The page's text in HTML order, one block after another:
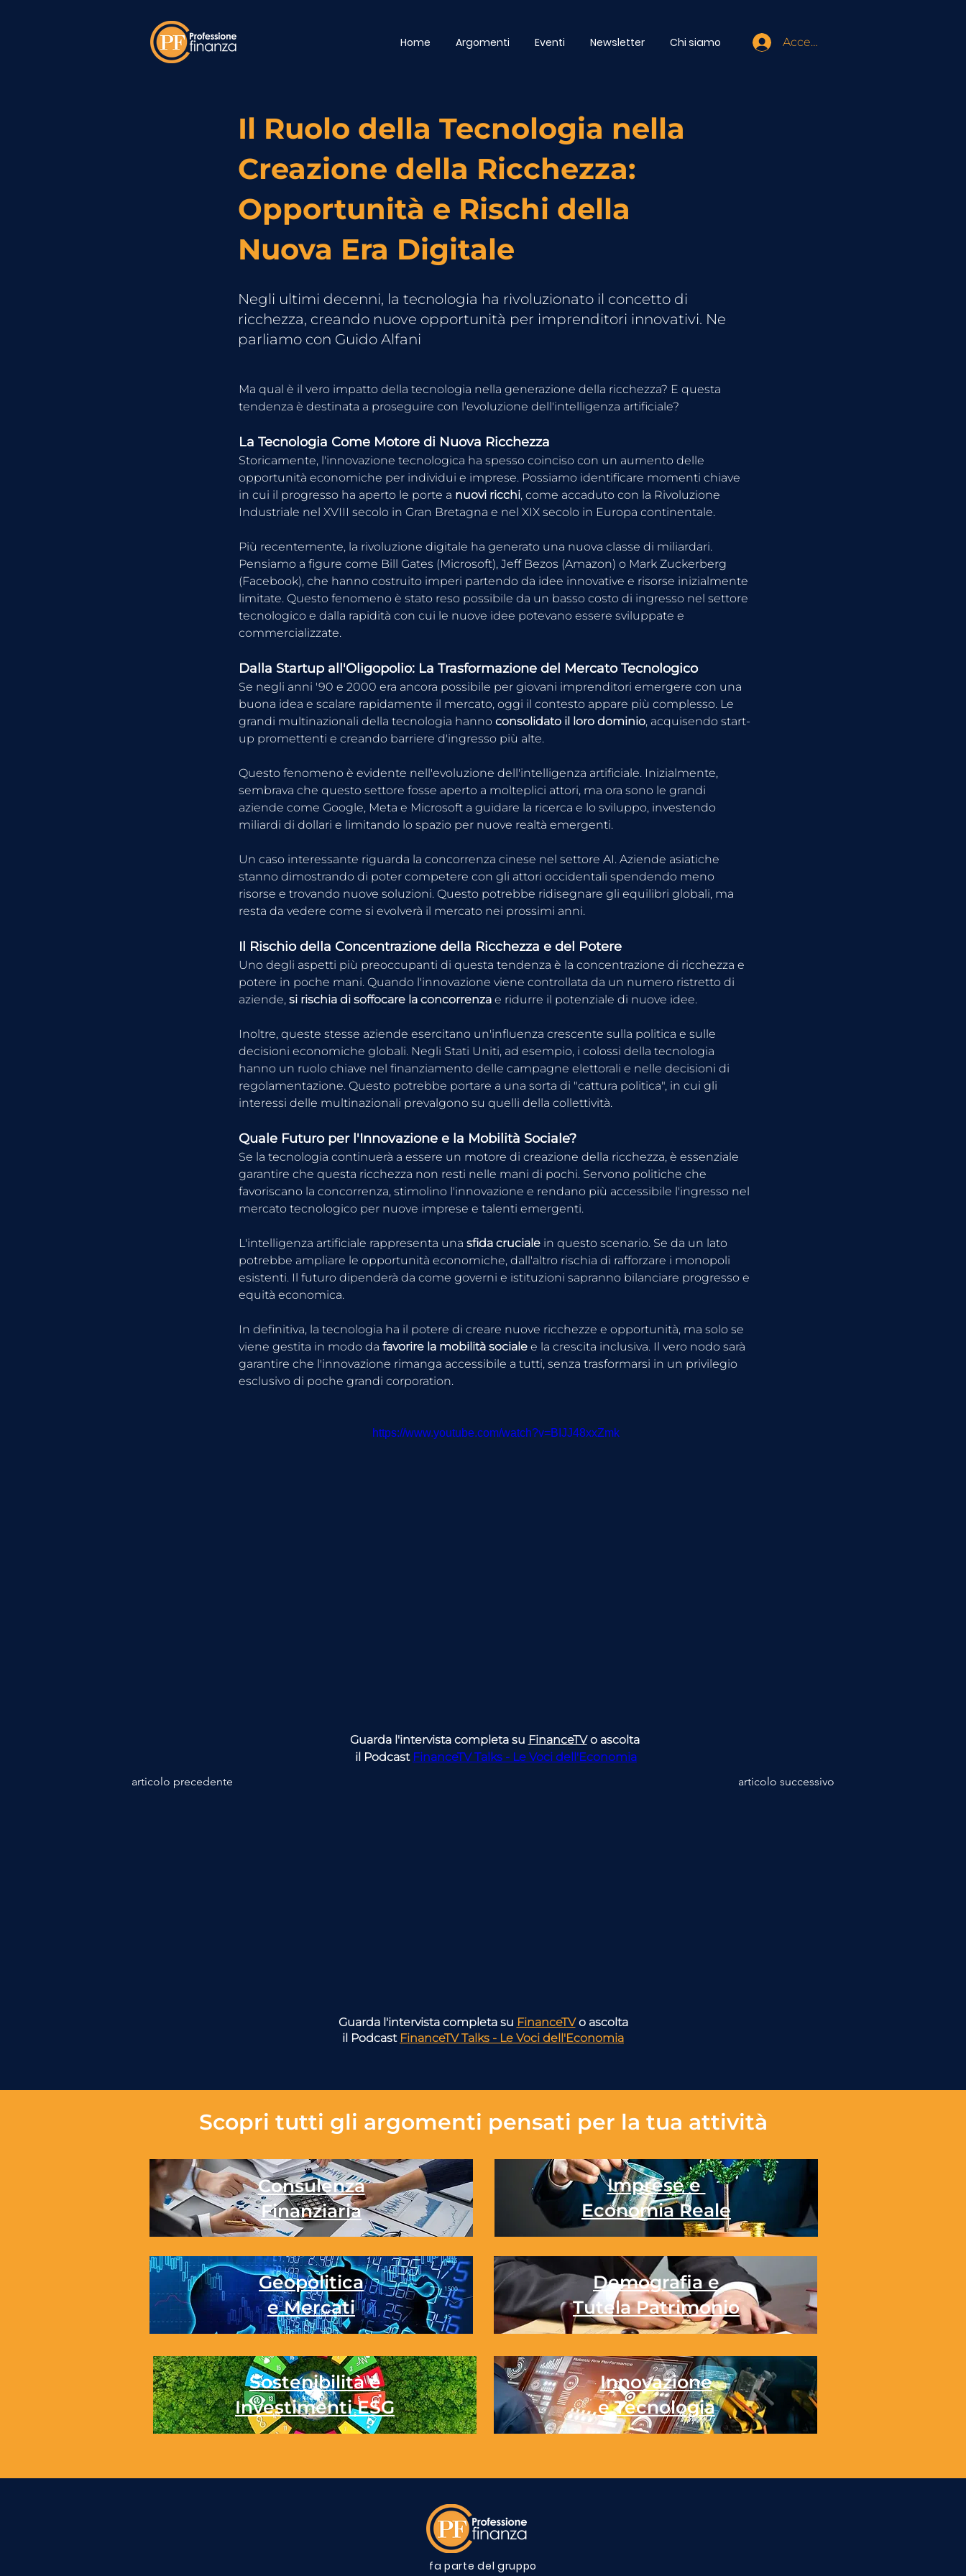
Home Argomenti Eventi Newsletter Chi siamo Accedi
Il Ruolo della Tecnologia nella
Creazione della Ricchezza:
Opportunità e Rischi della
Nuova Era Digitale
Negli ultimi decenni, la tecnologia ha rivoluzionato il concetto di
ricchezza, creando nuove opportunità per imprenditori innovativi. Ne
parliamo con Guido Alfani
Ma qual è il vero impatto della tecnologia nella generazione della ricchezza? E questa
tendenza è destinata a proseguire con l'evoluzione dell'intelligenza artificiale?
La Tecnologia Come Motore di Nuova Ricchezza
Storicamente, l'innovazione tecnologica ha spesso coinciso con un aumento delle
opportunità economiche per individui e imprese. Possiamo identificare momenti chiave
in cui il progresso ha aperto le porte a nuovi ricchi, come accaduto con la Rivoluzione
Industriale nel XVIII secolo in Gran Bretagna e nel XIX secolo in Europa continentale.
Più recentemente, la rivoluzione digitale ha generato una nuova classe di miliardari.
Pensiamo a figure come Bill Gates (Microsoft), Jeff Bezos (Amazon) o Mark Zuckerberg
(Facebook), che hanno costruito imperi partendo da idee innovative e risorse inizialmente
limitate. Questo fenomeno è stato reso possibile da un basso costo di ingresso nel settore
tecnologico e dalla rapidità con cui le nuove idee potevano essere sviluppate e
commercializzate.
Dalla Startup all'Oligopolio: La Trasformazione del Mercato Tecnologico
Se negli anni '90 e 2000 era ancora possibile per giovani imprenditori emergere con una
buona idea e scalare rapidamente il mercato, oggi il contesto appare più complesso. Le
grandi multinazionali della tecnologia hanno consolidato il loro dominio, acquisendo start-
up promettenti e creando barriere d'ingresso più alte.
Questo fenomeno è evidente nell'evoluzione dell'intelligenza artificiale. Inizialmente,
sembrava che questo settore fosse aperto a molteplici attori, ma ora sono le grandi
aziende come Google, Meta e Microsoft a guidare la ricerca e lo sviluppo, investendo
miliardi di dollari e limitando lo spazio per nuove realtà emergenti.
Un caso interessante riguarda la concorrenza cinese nel settore AI. Aziende asiatiche
stanno dimostrando di poter competere con gli attori occidentali spendendo meno
risorse e trovando nuove soluzioni. Questo potrebbe ridisegnare gli equilibri globali, ma
resta da vedere come si evolverà il mercato nei prossimi anni.
Il Rischio della Concentrazione della Ricchezza e del Potere
Uno degli aspetti più preoccupanti di questa tendenza è la concentrazione di ricchezza e
potere in poche mani. Quando l'innovazione viene controllata da un numero ristretto di
aziende, si rischia di soffocare la concorrenza e ridurre il potenziale di nuove idee.
Inoltre, queste stesse aziende esercitano un'influenza crescente sulla politica e sulle
decisioni economiche globali. Negli Stati Uniti, ad esempio, i colossi della tecnologia
hanno un ruolo chiave nel finanziamento delle campagne elettorali e nelle decisioni di
regolamentazione. Questo potrebbe portare a una sorta di "cattura politica", in cui gli
interessi delle multinazionali prevalgono su quelli della collettività.
Quale Futuro per l'Innovazione e la Mobilità Sociale?
Se la tecnologia continuerà a essere un motore di creazione della ricchezza, è essenziale
garantire che questa ricchezza non resti nelle mani di pochi. Servono politiche che
favoriscano la concorrenza, stimolino l'innovazione e rendano più accessibile l'ingresso nel
mercato tecnologico per nuove imprese e talenti emergenti.
L'intelligenza artificiale rappresenta una sfida cruciale in questo scenario. Se da un lato
potrebbe ampliare le opportunità economiche, dall'altro rischia di rafforzare i monopoli
esistenti. Il futuro dipenderà da come governi e istituzioni sapranno bilanciare progresso e
equità economica.
In definitiva, la tecnologia ha il potere di creare nuove ricchezze e opportunità, ma solo se
viene gestita in modo da favorire la mobilità sociale e la crescita inclusiva. Il vero nodo sarà
garantire che l'innovazione rimanga accessibile a tutti, senza trasformarsi in un privilegio
esclusivo di poche grandi corporation.
https://www.youtube.com/watch?v=BIJJ48xxZmk
Guarda l'intervista completa su FinanceTV o ascolta
il Podcast FinanceTV Talks - Le Voci dell'Economia
articolo precedente
articolo successivo
Guarda l'intervista completa su FinanceTVo ascolta
il Podcast FinanceTV Talks - Le Voci dell'Economia
Scopri tutti gli argomenti pensati per la tua attività
Consulenza
Finanziaria
Imprese e
Economia Reale
Geopolitica
e Mercati
Demografia e
Tutela Patrimonio
Sostenibilità e
Investimenti ESG
Innovazione
e Tecnologia
fa parte del gruppo